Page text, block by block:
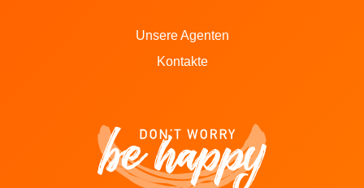
Unsere Agenten
Kontakte